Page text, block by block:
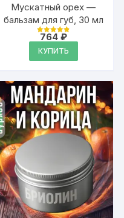
Мускатный орех —
бальзам для губ, 30 мл
Оценка
из 5
764 ₽
КУПИТЬ